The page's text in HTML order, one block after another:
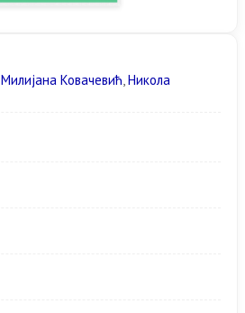
Mилијана Ковачевић,Никола